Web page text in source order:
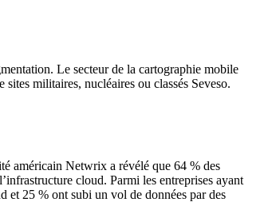
Le secteur de la cartographie mobile
militaires, nucléaires ou classés Seveso.
américain Netwrix a révélé que 64 % des
cloud. Parmi les entreprises ayant
et 25 % ont subi un vol de données par des